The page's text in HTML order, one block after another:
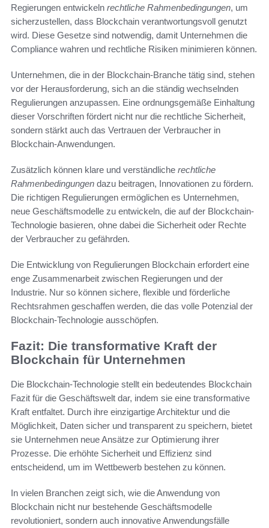
Regierungen entwickeln rechtliche Rahmenbedingungen, um
sicherzustellen, dass Blockchain verantwortungsvoll genutzt
wird. Diese Gesetze sind notwendig, damit Unternehmen die
Compliance wahren und rechtliche Risiken minimieren können.
Unternehmen, die in der Blockchain-Branche tätig sind, stehen
vor der Herausforderung, sich an die ständig wechselnden
Regulierungen anzupassen. Eine ordnungsgemäße Einhaltung
dieser Vorschriften fördert nicht nur die rechtliche Sicherheit,
sondern stärkt auch das Vertrauen der Verbraucher in
Blockchain-Anwendungen.
Zusätzlich können klare und verständliche rechtliche
Rahmenbedingungen dazu beitragen, Innovationen zu fördern.
Die richtigen Regulierungen ermöglichen es Unternehmen,
neue Geschäftsmodelle zu entwickeln, die auf der Blockchain-
Technologie basieren, ohne dabei die Sicherheit oder Rechte
der Verbraucher zu gefährden.
Die Entwicklung von Regulierungen Blockchain erfordert eine
enge Zusammenarbeit zwischen Regierungen und der
Industrie. Nur so können sichere, flexible und förderliche
Rechtsrahmen geschaffen werden, die das volle Potenzial der
Blockchain-Technologie ausschöpfen.
Fazit: Die transformative Kraft der
Blockchain für Unternehmen
Die Blockchain-Technologie stellt ein bedeutendes Blockchain
Fazit für die Geschäftswelt dar, indem sie eine transformative
Kraft entfaltet. Durch ihre einzigartige Architektur und die
Möglichkeit, Daten sicher und transparent zu speichern, bietet
sie Unternehmen neue Ansätze zur Optimierung ihrer
Prozesse. Die erhöhte Sicherheit und Effizienz sind
entscheidend, um im Wettbewerb bestehen zu können.
In vielen Branchen zeigt sich, wie die Anwendung von
Blockchain nicht nur bestehende Geschäftsmodelle
revolutioniert, sondern auch innovative Anwendungsfälle